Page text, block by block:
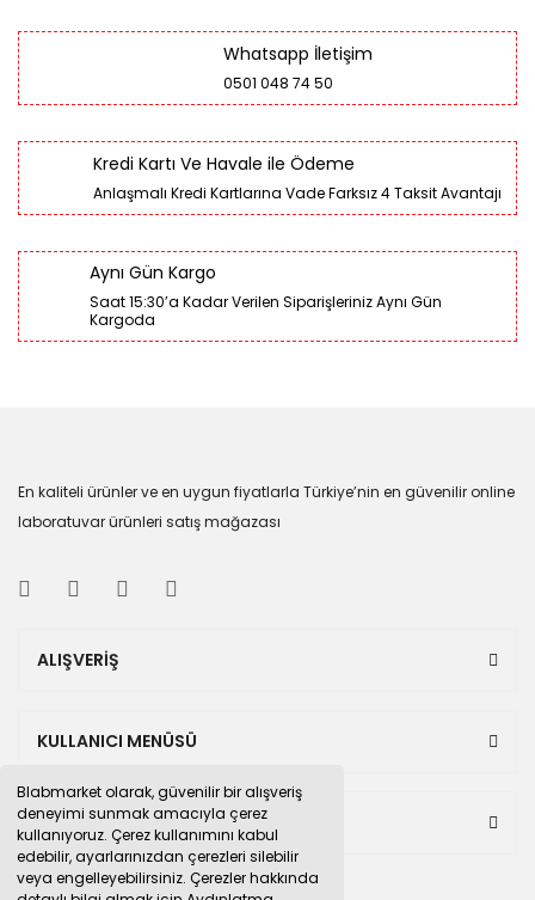
Blabmarket olarak, güvenilir bir alışveriş
deneyimi sunmak amacıyla çerez
kullanıyoruz. Çerez kullanımını kabul
edebilir, ayarlarınızdan çerezleri silebilir
veya engelleyebilirsiniz. Çerezler hakkında
Whatsapp İletişim
0501 048 74 50
Kredi Kartı Ve Havale ile Ödeme
Anlaşmalı Kredi Kartlarına Vade Farksız 4 Taksit Avantajı
Aynı Gün Kargo
Saat 15:30’a Kadar Verilen Siparişleriniz Aynı Gün
Kargoda
En kaliteli ürünler ve en uygun fiyatlarla Türkiye’nin en güvenilir online
laboratuvar ürünleri satış mağazası
ALIŞVERİŞ
KULLANICI MENÜSÜ
BULUNDUĞUMUZ PAZAR YERLERİ